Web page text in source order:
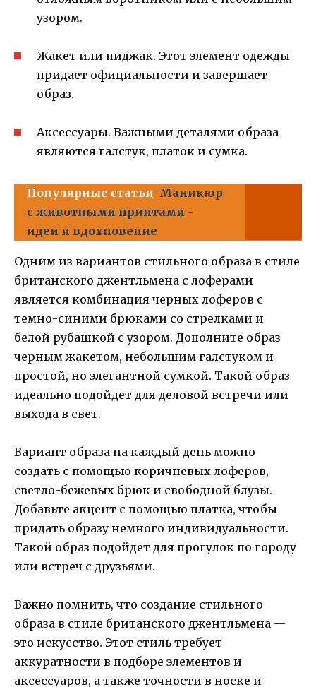
узором.
Жакет или пиджак. Этот элемент одежды
придает официальности и завершает
образ.
Аксессуары. Важными деталями образа
являются галстук, платок и сумка.
Популярные статьи Маникюр
с животными принтами -
идеи и вдохновение
Одним из вариантов стильного образа в стиле
британского джентльмена с лоферами
является комбинация черных лоферов с
темно-синими брюками со стрелками и
белой рубашкой с узором. Дополните образ
черным жакетом, небольшим галстуком и
простой, но элегантной сумкой. Такой образ
идеально подойдет для деловой встречи или
выхода в свет.
Вариант образа на каждый день можно
создать с помощью коричневых лоферов,
светло-бежевых брюк и свободной блузы.
Добавьте акцент с помощью платка, чтобы
придать образу немного индивидуальности.
Такой образ подойдет для прогулок по городу
или встреч с друзьями.
Важно помнить, что создание стильного
образа в стиле британского джентльмена —
это искусство. Этот стиль требует
аккуратности в подборе элементов и
аксессуаров, а также точности в носке и